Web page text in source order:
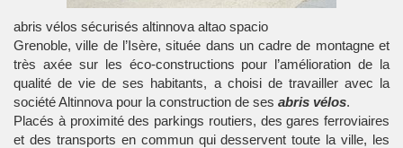
abris vélos sécurisés altinnova altao spacio
Grenoble, ville de l’Isère, située dans un cadre de montagne et
très axée sur les éco-constructions pour l’amélioration de la
qualité de vie de ses habitants, a choisi de travailler avec la
sociétéAltinnova pour la construction de ses abris vélos.
Placés à proximité des parkings routiers, des gares ferroviaires
et des transports en commun qui desservent toute la ville, les